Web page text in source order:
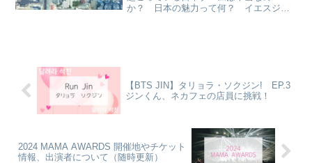
か？ 日本の魅力って何？ イエスジャ
【BTS JIN】タリョラ・ソクジン! EP.3
ジンくん、ネカフェの店員に挑戦！
2024 MAMA AWARDS 開催地やチケット
情報、出演者について（随時更新）